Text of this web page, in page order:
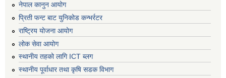
नेपाल कानुन आयोग
प्रिती फन्ट बाट युनिकोड कन्भर्रटर
राष्ट्रिय योजना आयोग
लोक सेवा आयोग
स्थानीय तहको लागि ICT ब्लग
स्थानीय पूर्वाधार तथा कृषि सडक विभाग